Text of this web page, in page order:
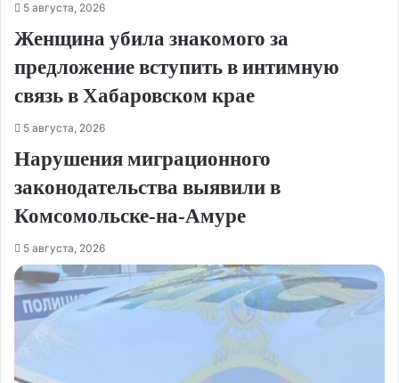
5 августа, 2026
Женщина убила знакомого за
предложение вступить в интимную
связь в Хабаровском крае
5 августа, 2026
Нарушения миграционного
законодательства выявили в
Комсомольске‑на‑Амуре
5 августа, 2026